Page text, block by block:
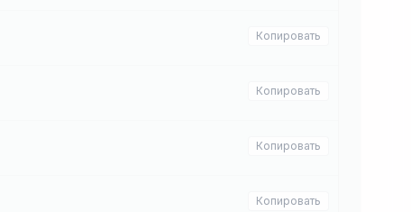
Копировать
Копировать
Копировать
Копировать